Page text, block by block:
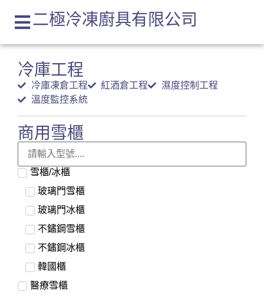
二極冷凍廚具有限公司
冷庫工程
冷庫凍倉工程 紅酒倉工程
濕度控制工程
溫度監控系統
商用雪櫃
雪櫃/冰櫃
玻璃門雪櫃
玻璃門冰櫃
不鏽鋼雪櫃
不鏽鋼冰櫃
韓國櫃
醫療雪櫃